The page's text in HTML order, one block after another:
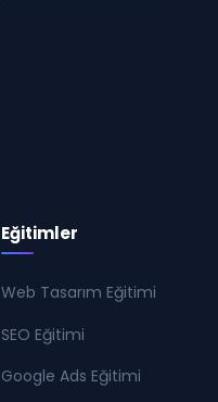
Eğitimler
Web Tasarım Eğitimi
SEO Eğitimi
Google Ads Eğitimi